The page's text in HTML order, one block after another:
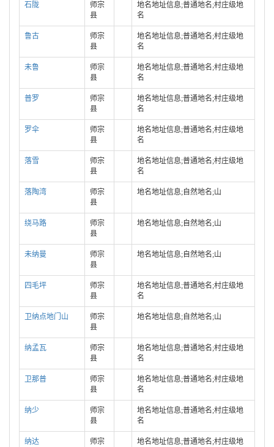
石陇
师宗
县
地名地址信息;普通地名;村庄级地
名
鲁古
师宗
县
地名地址信息;普通地名;村庄级地
名
未鲁
师宗
县
地名地址信息;普通地名;村庄级地
名
普罗
师宗
县
地名地址信息;普通地名;村庄级地
名
罗伞
师宗
县
地名地址信息;普通地名;村庄级地
名
落雪
师宗
县
地名地址信息;普通地名;村庄级地
名
落陶湾
师宗
县
地名地址信息;自然地名;山
绕马路
师宗
县
地名地址信息;自然地名;山
未纳曼
师宗
县
地名地址信息;自然地名;山
四毛坪
师宗
县
地名地址信息;普通地名;村庄级地
名
卫纳点地门山
师宗
县
地名地址信息;自然地名;山
纳孟瓦
师宗
县
地名地址信息;普通地名;村庄级地
名
卫那普
师宗
县
地名地址信息;普通地名;村庄级地
名
纳少
师宗
县
地名地址信息;普通地名;村庄级地
名
纳达
师宗
地名地址信息;普通地名;村庄级地